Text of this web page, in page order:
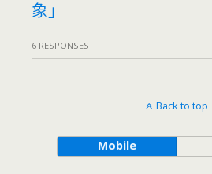
象」
6 RESPONSES
Back to top
Mobile